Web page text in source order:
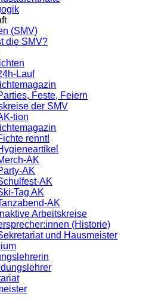
(SMV)
die SMV?
Lauf
Feste, Feiern
der SMV
tion
rennt!
AK
AK
AK
Tag AK
AK
Arbeitskreise
(Historie)
und Hausmeister